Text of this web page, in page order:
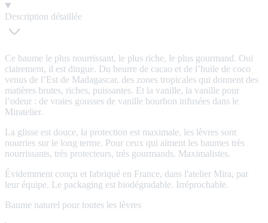
Description détaillée
Ce baume le plus nourrissant, le plus riche, le plus gourmand. Oui
clairement, il est dingue. Du beurre de cacao et de l’huile de coco
venus de l’Est de Madagascar, des zones tropicales qui donnent des
matières brutes, riches, puissantes. Et la vanille, la vanille pour
l’odeur : de vraies gousses de vanille bourbon infusées dans le
Miratelier.
La glisse est douce, la protection est maximale, les lèvres sont
nourries sur le long terme. Pour ceux qui aiment les baumes très
nourrissants, très protecteurs, très gourmands. Maximalistes.
Évidemment conçu et fabriqué en France, dans l'atelier Mira, par
leur équipe. Le packaging est biodégradable. Irréprochable.
Baume naturel pour toutes les lèvres